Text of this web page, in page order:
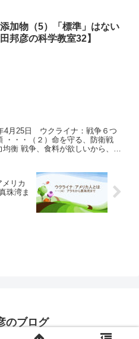
加物（5）「標準」はない
田邦彦の科学教室32】
4月25日 ウクライナ：戦争６つ
・・・（２）命を守る、防衛戦
均衡 戦争、食料が欲しいから、お
リカ
珠湾ま
のブログ